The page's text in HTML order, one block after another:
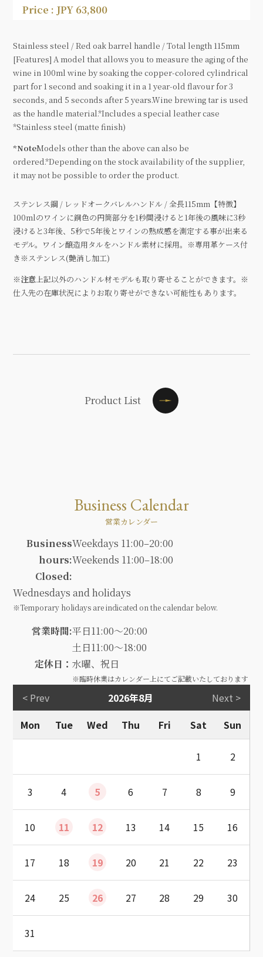
Price : JPY 63,800
Stainless steel / Red oak barrel handle / Total length 115mm
[Features] A model that allows you to measure the aging of the
wine in 100ml wine by soaking the copper-colored cylindrical
part for 1 second and soaking it in a 1 year-old flavour for 3
seconds, and 5 seconds after 5 years.Wine brewing tar is used
as the handle material.*Includes a special leather case
*Stainless steel (matte finish)
*NoteModels other than the above can also be
ordered.*Depending on the stock availability of the supplier,
it may not be possible to order the product.
ステンレス鋼 / レッドオークバレルハンドル / 全長115mm【特徴】
100mlのワインに銅色の円筒部分を1秒間浸けると1年後の風味に3秒
浸けると3年後、5秒で5年後とワインの熟成感を測定する事が出来る
モデル。ワイン醸造用タルをハンドル素材に採用。※専用革ケース付
き※ステンレス(艶消し加工)
※注意上記以外のハンドル材モデルも取り寄せることができます。※
仕入先の在庫状況によりお取り寄せができない可能性もあります。
Product List
Business Calendar
営業カレンダー
Business
hours:
Weekdays 11:00–20:00
Weekends 11:00–18:00
Closed:
Wednesdays and holidays
※Temporary holidays are indicated on the calendar below.
営業時間:平日11:00～20:00
土日11:00～18:00
定休日：水曜、祝日
※臨時休業はカレンダー上にてご記載いたしております
< Prev 2026年8月
Next >
Mon
Tue Wed Thu Fri Sat Sun
1 2
3 4 5 6 7 8 9
10 11 12 13 14 15 16
17 18 19 20 21 22 23
24 25 26 27 28 29 30
31